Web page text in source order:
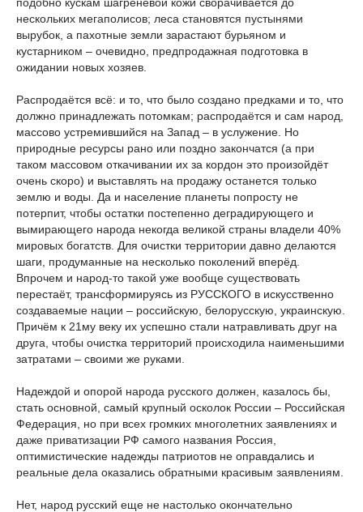
нескольких мегаполисов; леса становятся пустынями
вырубок, а пахотные земли зарастают бурьяном и
кустарником – очевидно, предпродажная подготовка в
ожидании новых хозяев.
Распродаётся всё: и то, что было создано предками и то, что
должно принадлежать потомкам; распродаётся и сам народ,
массово устремившийся на Запад – в услужение. Но
природные ресурсы рано или поздно закончатся (а при
таком массовом откачивании их за кордон это произойдёт
очень скоро) и выставлять на продажу останется только
землю и воды. Да и население планеты попросту не
потерпит, чтобы остатки постепенно деградирующего и
вымирающего народа некогда великой страны владели 40%
мировых богатств. Для очистки территории давно делаются
шаги, продуманные на несколько поколений вперёд.
Впрочем и народ-то такой уже вообще существовать
перестаёт, трансформируясь из РУССКОГО в искусственно
создаваемые нации – российскую, белорусскую, украинскую.
Причём к 21му веку их успешно стали натравливать друг на
друга, чтобы очистка территорий происходила наименьшими
затратами – своими же руками.
Надеждой и опорой народа русского должен, казалось бы,
стать основной, самый крупный осколок России – Российская
Федерация, но при всех громких многолетних заявлениях и
даже приватизации РФ самого названия Россия,
оптимистические надежды патриотов не оправдались и
реальные дела оказались обратными красивым заявлениям.
Нет, народ русский еще не настолько окончательно